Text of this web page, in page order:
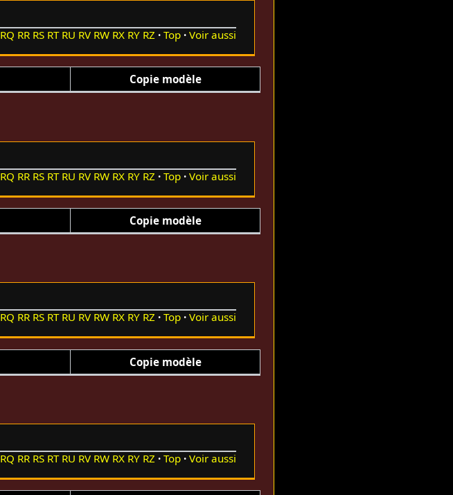
RQ RR RS RT RU RV RW RX RY RZ Top Voir aussi
Copie modèle
RQ RR RS RT RU RV RW RX RY RZ Top Voir aussi
Copie modèle
RQ RR RS RT RU RV RW RX RY RZ Top Voir aussi
Copie modèle
RQ RR RS RT RU RV RW RX RY RZ Top Voir aussi